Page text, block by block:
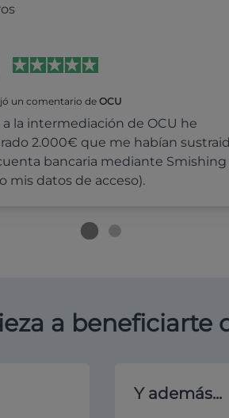
un comentario de OCU
a la intermediación de OCU he
2.000€ que me habían
bancaria mediante Smishing
mis datos de acceso).
a beneficiarte
Y además...